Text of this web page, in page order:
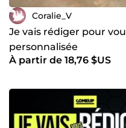
Coralie_V
Je vais rédiger pour
personnalisée
À partir de 18,76 $US